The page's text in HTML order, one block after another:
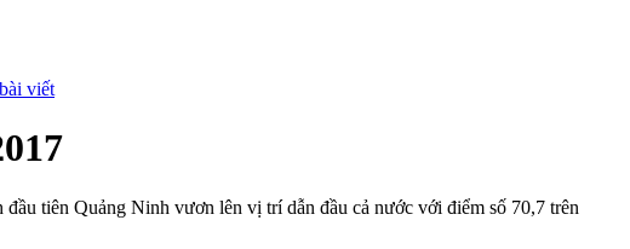
viết
tiên Quảng Ninh vươn lên vị trí dẫn đầu cả nước với điểm số 70,7 trên